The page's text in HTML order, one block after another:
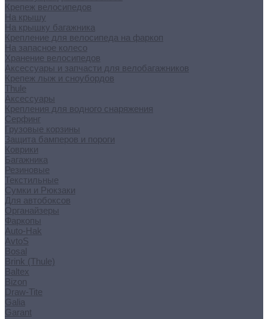
Крепеж велосипедов
На крышу
На крышку багажника
Крепление для велосипеда на фаркоп
На запасное колесо
Хранение велосипедов
Аксессуары и запчасти для велобагажников
Крепеж лыж и сноубордов
Thule
Аксессуары
Крепления для водного снаряжения
Серфинг
Грузовые корзины
Защита бамперов и пороги
Коврики
Багажника
Резиновые
Текстильные
Сумки и Рюкзаки
Для автобоксов
Органайзеры
Фаркопы
Auto-Hak
AvtoS
Bosal
Brink (Thule)
Baltex
Bizon
Draw-Tite
Galia
Garant